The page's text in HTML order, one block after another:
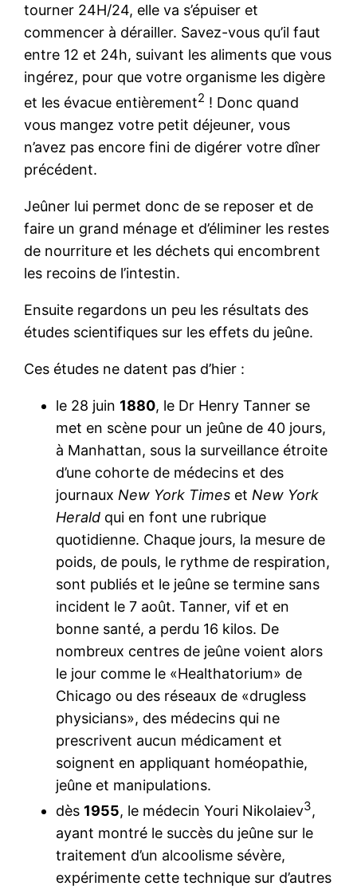
tourner 24H/24, elle va s’épuiser et
commencer à dérailler. Savez-vous qu’il faut
entre 12 et 24h, suivant les aliments que vous
ingérez, pour que votre organisme les digère
et les évacue entièrement2 ! Donc quand
vous mangez votre petit déjeuner, vous
n’avez pas encore fini de digérer votre dîner
précédent.
Jeûner lui permet donc de se reposer et de
faire un grand ménage et d’éliminer les restes
de nourriture et les déchets qui encombrent
les recoins de l’intestin.
Ensuite regardons un peu les résultats des
études scientifiques sur les effets du jeûne.
Ces études ne datent pas d’hier :
le 28 juin 1880, le Dr Henry Tanner se
met en scène pour un jeûne de 40 jours,
à Manhattan, sous la surveillance étroite
d’une cohorte de médecins et des
journaux New York Times et New York
Herald qui en font une rubrique
quotidienne. Chaque jours, la mesure de
poids, de pouls, le rythme de respiration,
sont publiés et le jeûne se termine sans
incident le 7 août. Tanner, vif et en
bonne santé, a perdu 16 kilos. De
nombreux centres de jeûne voient alors
le jour comme le «Healthatorium» de
Chicago ou des réseaux de «drugless
physicians», des médecins qui ne
prescrivent aucun médicament et
soignent en appliquant homéopathie,
jeûne et manipulations.
dès 1955, le médecin Youri Nikolaiev3,
ayant montré le succès du jeûne sur le
traitement d’un alcoolisme sévère,
expérimente cette technique sur d’autres